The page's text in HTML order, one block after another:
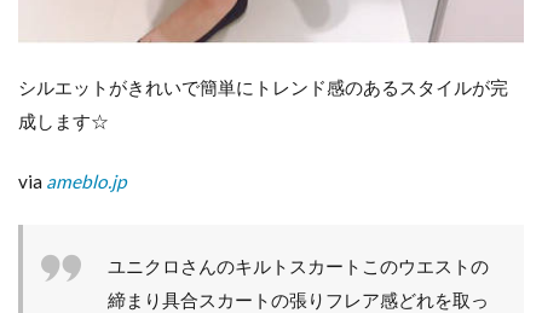
シルエットがきれいで簡単にトレンド感のあるスタイルが完
成します☆
via ameblo.jp
ユニクロさんのキルトスカートこのウエストの
締まり具合スカートの張りフレア感どれを取っ